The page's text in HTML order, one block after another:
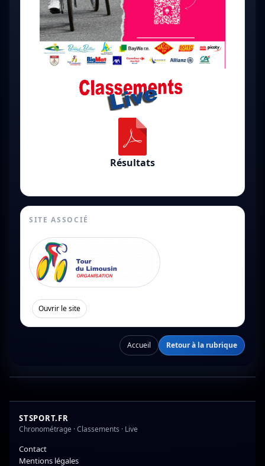
Résultats
SITE ASSOCIÉ
Ouvrir le site
Accueil Retour à la rubrique
STSPORT.FR
Chronométrage · Classements · Live
Contact
Mentions légales